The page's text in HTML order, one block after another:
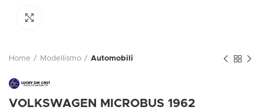
Home Modellismo Automobili
VOLKSWAGEN MICROBUS 1962